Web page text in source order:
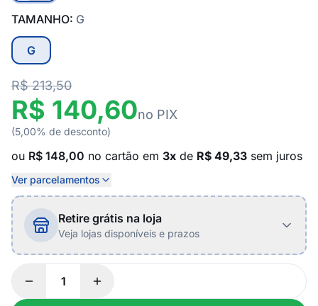
TAMANHO: G
G
R$ 213,50
R$ 140,60no PIX
(5,00% de desconto)
ou R$ 148,00 no cartão em 3x de R$ 49,33 sem juros
Ver parcelamentos
Retire grátis na loja
Veja lojas disponíveis e prazos